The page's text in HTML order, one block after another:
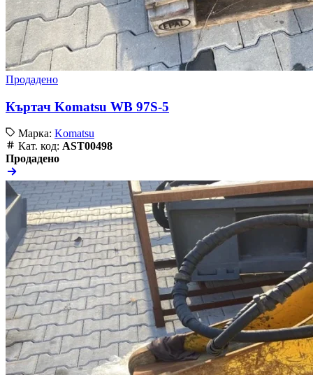
Продадено
Къртач Komatsu WB 97S-5
Марка: Komatsu
Кат. код: AST00498
Продадено